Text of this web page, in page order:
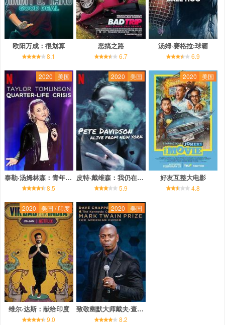
欧阳万成：很划算
8.1
恶搞之路
6.7
汤姆·赛格拉:球霸
6.9
2020 美国
泰勒·汤姆林森：青年危机
8.5
2020 美国
皮特·戴维森：我仍在纽约
5.9
2020 美国
好友互整大电影
4.8
2020 美国 / 印度
维尔·达斯：献给印度
9.0
2020 美国
致敬幽默大师戴夫·查佩尔专场
8.2